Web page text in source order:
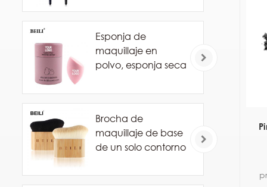
Esponja de
maquillaje en
polvo, esponja seca
combinada, bola
belleza, base de
polvo, esponja de
corte biselado,
Brocha de
maquillaje de base
de un solo contorno